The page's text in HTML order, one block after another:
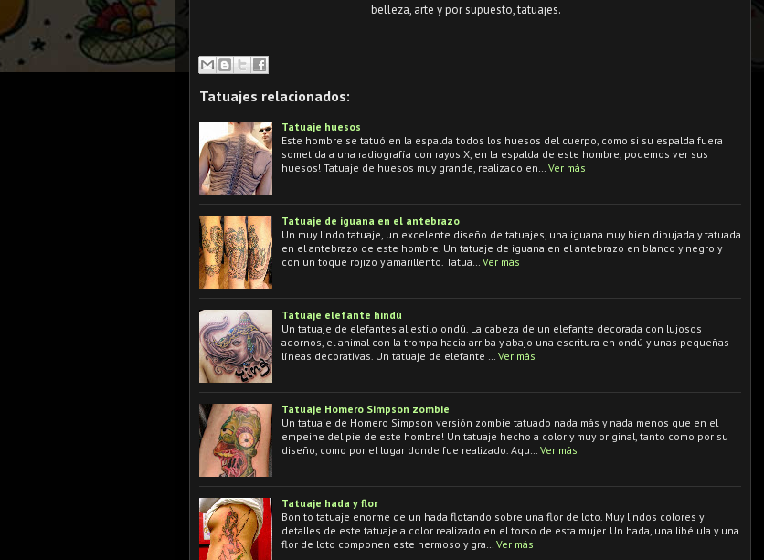
belleza, arte y por supuesto, tatuajes.
Tatuajes relacionados:
Tatuaje huesos
Este hombre se tatuó en la espalda todos los huesos del cuerpo, como si su espalda fuera
sometida a una radiografía con rayos X, en la espalda de este hombre, podemos ver sus
huesos! Tatuaje de huesos muy grande, realizado en…
Ver más
Tatuaje de iguana en el antebrazo
Un muy lindo tatuaje, un excelente diseño de tatuajes, una iguana muy bien dibujada y tatuada
en el antebrazo de este hombre. Un tatuaje de iguana en el antebrazo en blanco y negro y
con un toque rojizo y amarillento. Tatua…
Ver más
Tatuaje elefante hindú
Un tatuaje de elefantes al estilo ondú. La cabeza de un elefante decorada con lujosos
adornos, el animal con la trompa hacia arriba y abajo una escritura en ondú y unas pequeñas
líneas decorativas. Un tatuaje de elefante …
Ver más
Tatuaje Homero Simpson zombie
Un tatuaje de Homero Simpson versión zombie tatuado nada más y nada menos que en el
empeine del pie de este hombre! Un tatuaje hecho a color y muy original, tanto como por su
diseño, como por el lugar donde fue realizado. Aqu…
Ver más
Tatuaje hada y flor
Bonito tatuaje enorme de un hada flotando sobre una flor de loto. Muy lindos colores y
detalles de este tatuaje a color realizado en el torso de esta mujer. Un hada, una libélula y una
flor de loto componen este hermoso y gra…
Ver más